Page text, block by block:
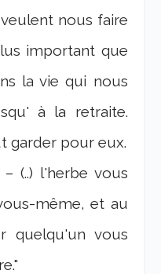
nous faire
important que
la vie qui nous
à la retraite.
garder pour eux.
(..) l'herbe vous
même, et au
quelqu'un vous